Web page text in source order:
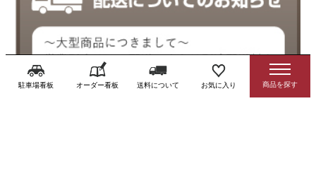
駐車場看板 オーダー看板 送料について お気に入り